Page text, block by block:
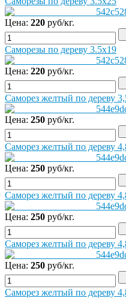
Цена: 220 руб/кг.
Саморезы по дереву 3.5х19
Цена: 220 руб/кг.
Саморез желтый по дереву
Цена: 250 руб/кг.
Саморез желтый по дереву
Цена: 250 руб/кг.
Саморез желтый по дереву
Цена: 250 руб/кг.
Саморез желтый по дереву
Цена: 250 руб/кг.
Саморез желтый по дереву